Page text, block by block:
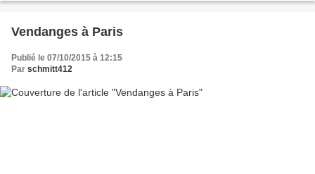
Vendanges à Paris
Publié le 07/10/2015 à 12:15
Par schmitt412